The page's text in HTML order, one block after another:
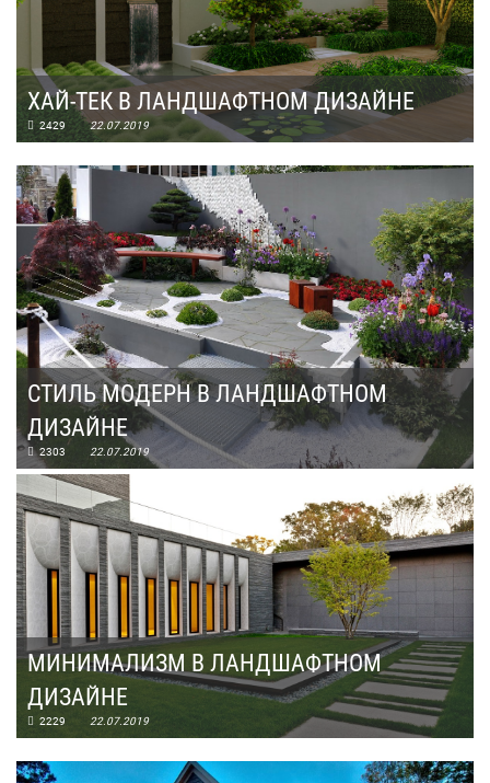
ХАЙ-ТЕК В ЛАНДШАФТНОМ ДИЗАЙНЕ
2429 22.07.2019
СТИЛЬ МОДЕРН В ЛАНДШАФТНОМ
ДИЗАЙНЕ
2303 22.07.2019
МИНИМАЛИЗМ В ЛАНДШАФТНОМ
ДИЗАЙНЕ
2229 22.07.2019